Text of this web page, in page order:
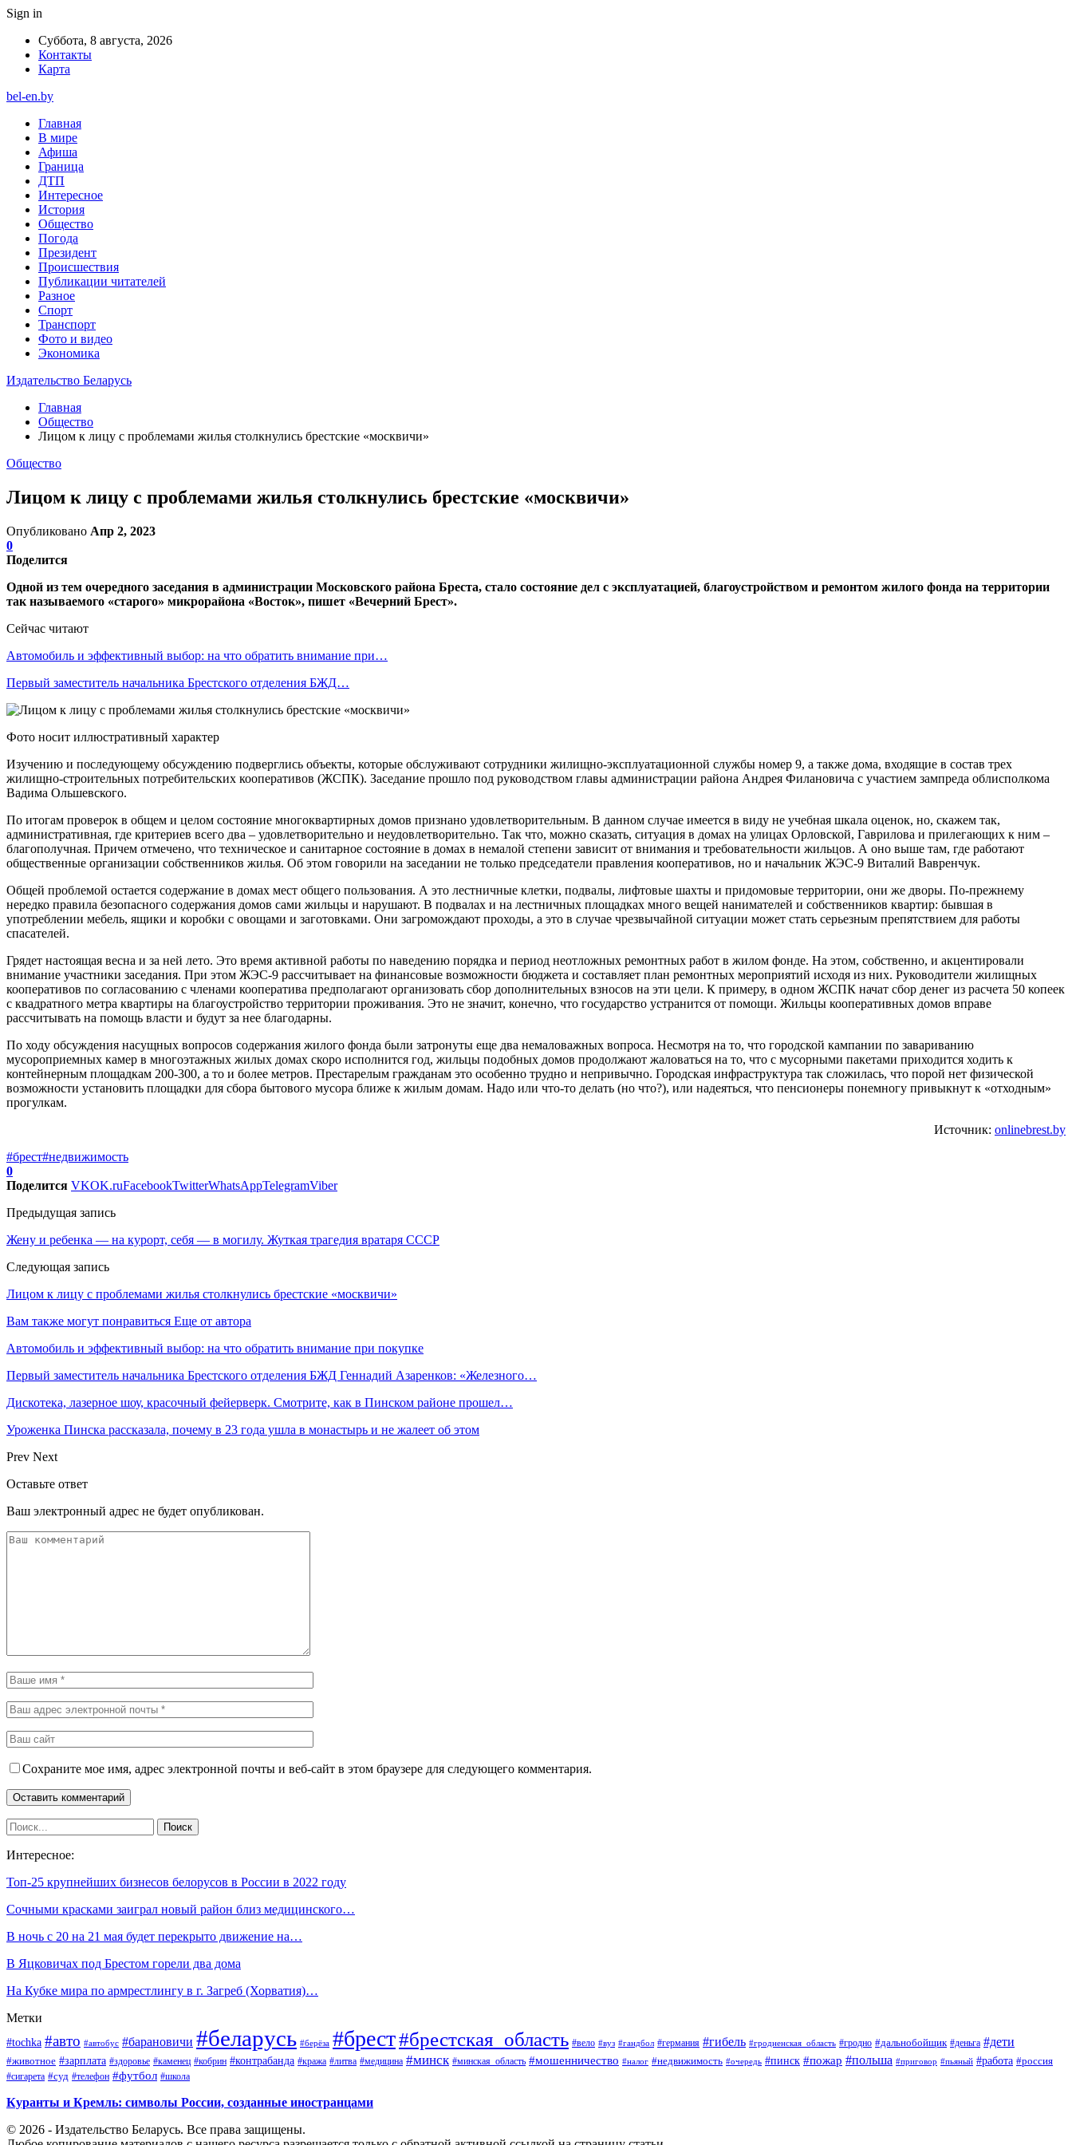
Sign in
Суббота, 8 августа, 2026
Контакты
Карта
bel-en.by
Главная
В мире
Афиша
Граница
ДТП
Интересное
История
Общество
Погода
Президент
Происшествия
Публикации читателей
Разное
Спорт
Транспорт
Фото и видео
Экономика
Издательство Беларусь
Главная
Общество
Лицом к лицу с проблемами жилья столкнулись брестские «москвичи»
Общество
Лицом к лицу с проблемами жилья столкнулись брестские «москвичи»
Опубликовано Апр 2, 2023
0
Поделится
Одной из тем очередного заседания в администрации Московского района Бреста, стало состояние дел с эксплуатацией, благоустройством и ремонтом жилого фонда на территории
так называемого «старого» микрорайона «Восток», пишет «Вечерний Брест».
Сейчас читают
Автомобиль и эффективный выбор: на что обратить внимание при…
Первый заместитель начальника Брестского отделения БЖД…
Фото носит иллюстративный характер
Изучению и последующему обсуждению подверглись объекты, которые обслуживают сотрудники жилищно-эксплуатационной службы номер 9, а также дома, входящие в состав трех
жилищно-строительных потребительских кооперативов (ЖСПК). Заседание прошло под руководством главы администрации района Андрея Филановича с участием зампреда облисполкома
Вадима Ольшевского.
По итогам проверок в общем и целом состояние многоквартирных домов признано удовлетворительным. В данном случае имеется в виду не учебная шкала оценок, но, скажем так,
административная, где критериев всего два – удовлетворительно и неудовлетворительно. Так что, можно сказать, ситуация в домах на улицах Орловской, Гаврилова и прилегающих к ним –
благополучная. Причем отмечено, что техническое и санитарное состояние в домах в немалой степени зависит от внимания и требовательности жильцов. А оно выше там, где работают
общественные организации собственников жилья. Об этом говорили на заседании не только председатели правления кооперативов, но и начальник ЖЭС-9 Виталий Вавренчук.
Общей проблемой остается содержание в домах мест общего пользования. А это лестничные клетки, подвалы, лифтовые шахты и придомовые территории, они же дворы. По-прежнему
нередко правила безопасного содержания домов сами жильцы и нарушают. В подвалах и на лестничных площадках много вещей нанимателей и собственников квартир: бывшая в
употреблении мебель, ящики и коробки с овощами и заготовками. Они загромождают проходы, а это в случае чрезвычайной ситуации может стать серьезным препятствием для работы
спасателей.
Грядет настоящая весна и за ней лето. Это время активной работы по наведению порядка и период неотложных ремонтных работ в жилом фонде. На этом, собственно, и акцентировали
внимание участники заседания. При этом ЖЭС-9 рассчитывает на финансовые возможности бюджета и составляет план ремонтных мероприятий исходя из них. Руководители жилищных
кооперативов по согласованию с членами кооператива предполагают организовать сбор дополнительных взносов на эти цели. К примеру, в одном ЖСПК начат сбор денег из расчета 50 копеек
с квадратного метра квартиры на благоустройство территории проживания. Это не значит, конечно, что государство устранится от помощи. Жильцы кооперативных домов вправе
рассчитывать на помощь власти и будут за нее благодарны.
По ходу обсуждения насущных вопросов содержания жилого фонда были затронуты еще два немаловажных вопроса. Несмотря на то, что городской кампании по завариванию
мусороприемных камер в многоэтажных жилых домах скоро исполнится год, жильцы подобных домов продолжают жаловаться на то, что с мусорными пакетами приходится ходить к
контейнерным площадкам 200-300, а то и более метров. Престарелым гражданам это особенно трудно и непривычно. Городская инфраструктура так сложилась, что порой нет физической
возможности установить площадки для сбора бытового мусора ближе к жилым домам. Надо или что-то делать (но что?), или надеяться, что пенсионеры понемногу привыкнут к «отходным»
прогулкам.
Источник: onlinebrest.by
#брест#недвижимость
0
Поделится VKOK.ruFacebookTwitterWhatsAppTelegramViber
Предыдущая запись
Жену и ребенка — на курорт, себя — в могилу. Жуткая трагедия вратаря СССР
Следующая запись
Лицом к лицу с проблемами жилья столкнулись брестские «москвичи»
Вам также могут понравиться Еще от автора
Автомобиль и эффективный выбор: на что обратить внимание при покупке
Первый заместитель начальника Брестского отделения БЖД Геннадий Азаренков: «Железного…
Дискотека, лазерное шоу, красочный фейерверк. Смотрите, как в Пинском районе прошел…
Уроженка Пинска рассказала, почему в 23 года ушла в монастырь и не жалеет об этом
Prev Next
Оставьте ответ
Ваш электронный адрес не будет опубликован.
Сохраните мое имя, адрес электронной почты и веб-сайт в этом браузере для следующего комментария.
Интересное:
Топ-25 крупнейших бизнесов белорусов в России в 2022 году
Сочными красками заиграл новый район близ медицинского…
В ночь с 20 на 21 мая будет перекрыто движение на…
В Яцковичах под Брестом горели два дома
На Кубке мира по армрестлингу в г. Загреб (Хорватия)…
Метки
#tochka #авто #автобус #барановичи #беларусь #берёза #брест#брестская_область #вело #вуз #гандбол #германия #гибель #гродненская_область #гродно #дальнобойщик #деньга #дети
#животное #зарплата #здоровье #каменец #кобрин #контрабанда #кража #литва #медицина #минск #минская_область #мошенничество #налог #недвижимость #очередь #пинск #пожар #польша #приговор #пьяный #работа #россия
#сигарета #суд #телефон #футбол #школа
Куранты и Кремль: символы России, созданные иностранцами
© 2026 - Издательство Беларусь. Все права защищены.